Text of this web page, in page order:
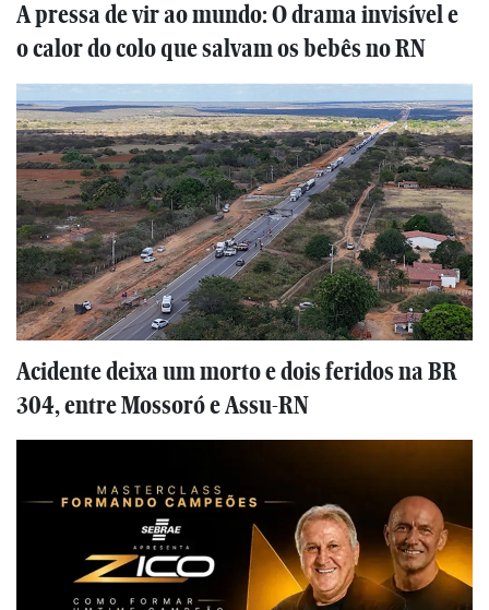
A pressa de vir ao mundo: O drama invisível e
o calor do colo que salvam os bebês no RN
Acidente deixa um morto e dois feridos na BR
304, entre Mossoró e Assu-RN